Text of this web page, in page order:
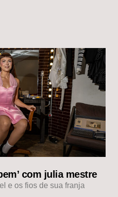
com julia mestre
e os fios de sua franja